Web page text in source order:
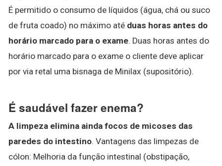
É permitido o consumo de líquidos (água, chá ou suco
de fruta coado) no máximo até duas horas antes do
horário marcado para o exame. Duas horas antes do
horário marcado para o exame o cliente deve aplicar
por via retal uma bisnaga de Minilax (supositório).
É saudável fazer enema?
A limpeza elimina ainda focos de micoses das
paredes do intestino. Vantagens das limpezas de
cólon: Melhoria da função intestinal (obstipação,